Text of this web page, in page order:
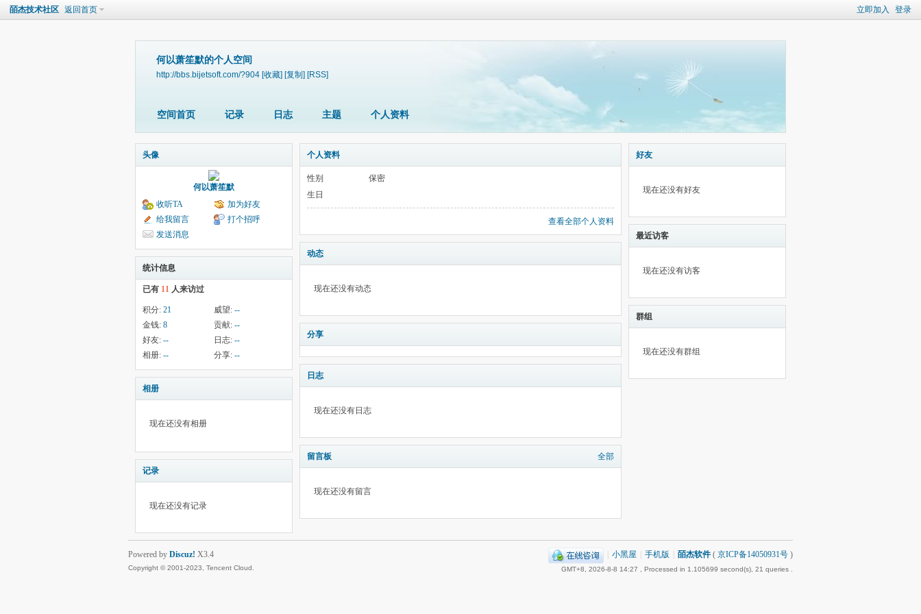
立即加入 登录
皕杰技术社区 返回首页
何以萧笙默的个人空间
http://bbs.bijetsoft.com/?904 [收藏] [复制] [RSS]
空间首页 记录 日志 主题 个人资料
头像
何以萧笙默
收听TA
加为好友
给我留言
打个招呼
发送消息
统计信息
已有 11 人来访过
积分: 21 威望: --
金钱: 8 贡献: --
好友: -- 日志: --
相册: -- 分享: --
相册
现在还没有相册
记录
现在还没有记录
个人资料
性别
保密
生日
查看全部个人资料
动态
现在还没有动态
分享
日志
现在还没有日志
留言板 全部
现在还没有留言
好友
现在还没有好友
最近访客
现在还没有访客
群组
现在还没有群组
小黑屋 手机版 皕杰软件( 京ICP备14050931号 )
GMT+8, 2026-8-8 14:27 , Processed in 1.105699 second(s), 21 queries .
Powered by Discuz! X3.4
Copyright © 2001-2023, Tencent Cloud.